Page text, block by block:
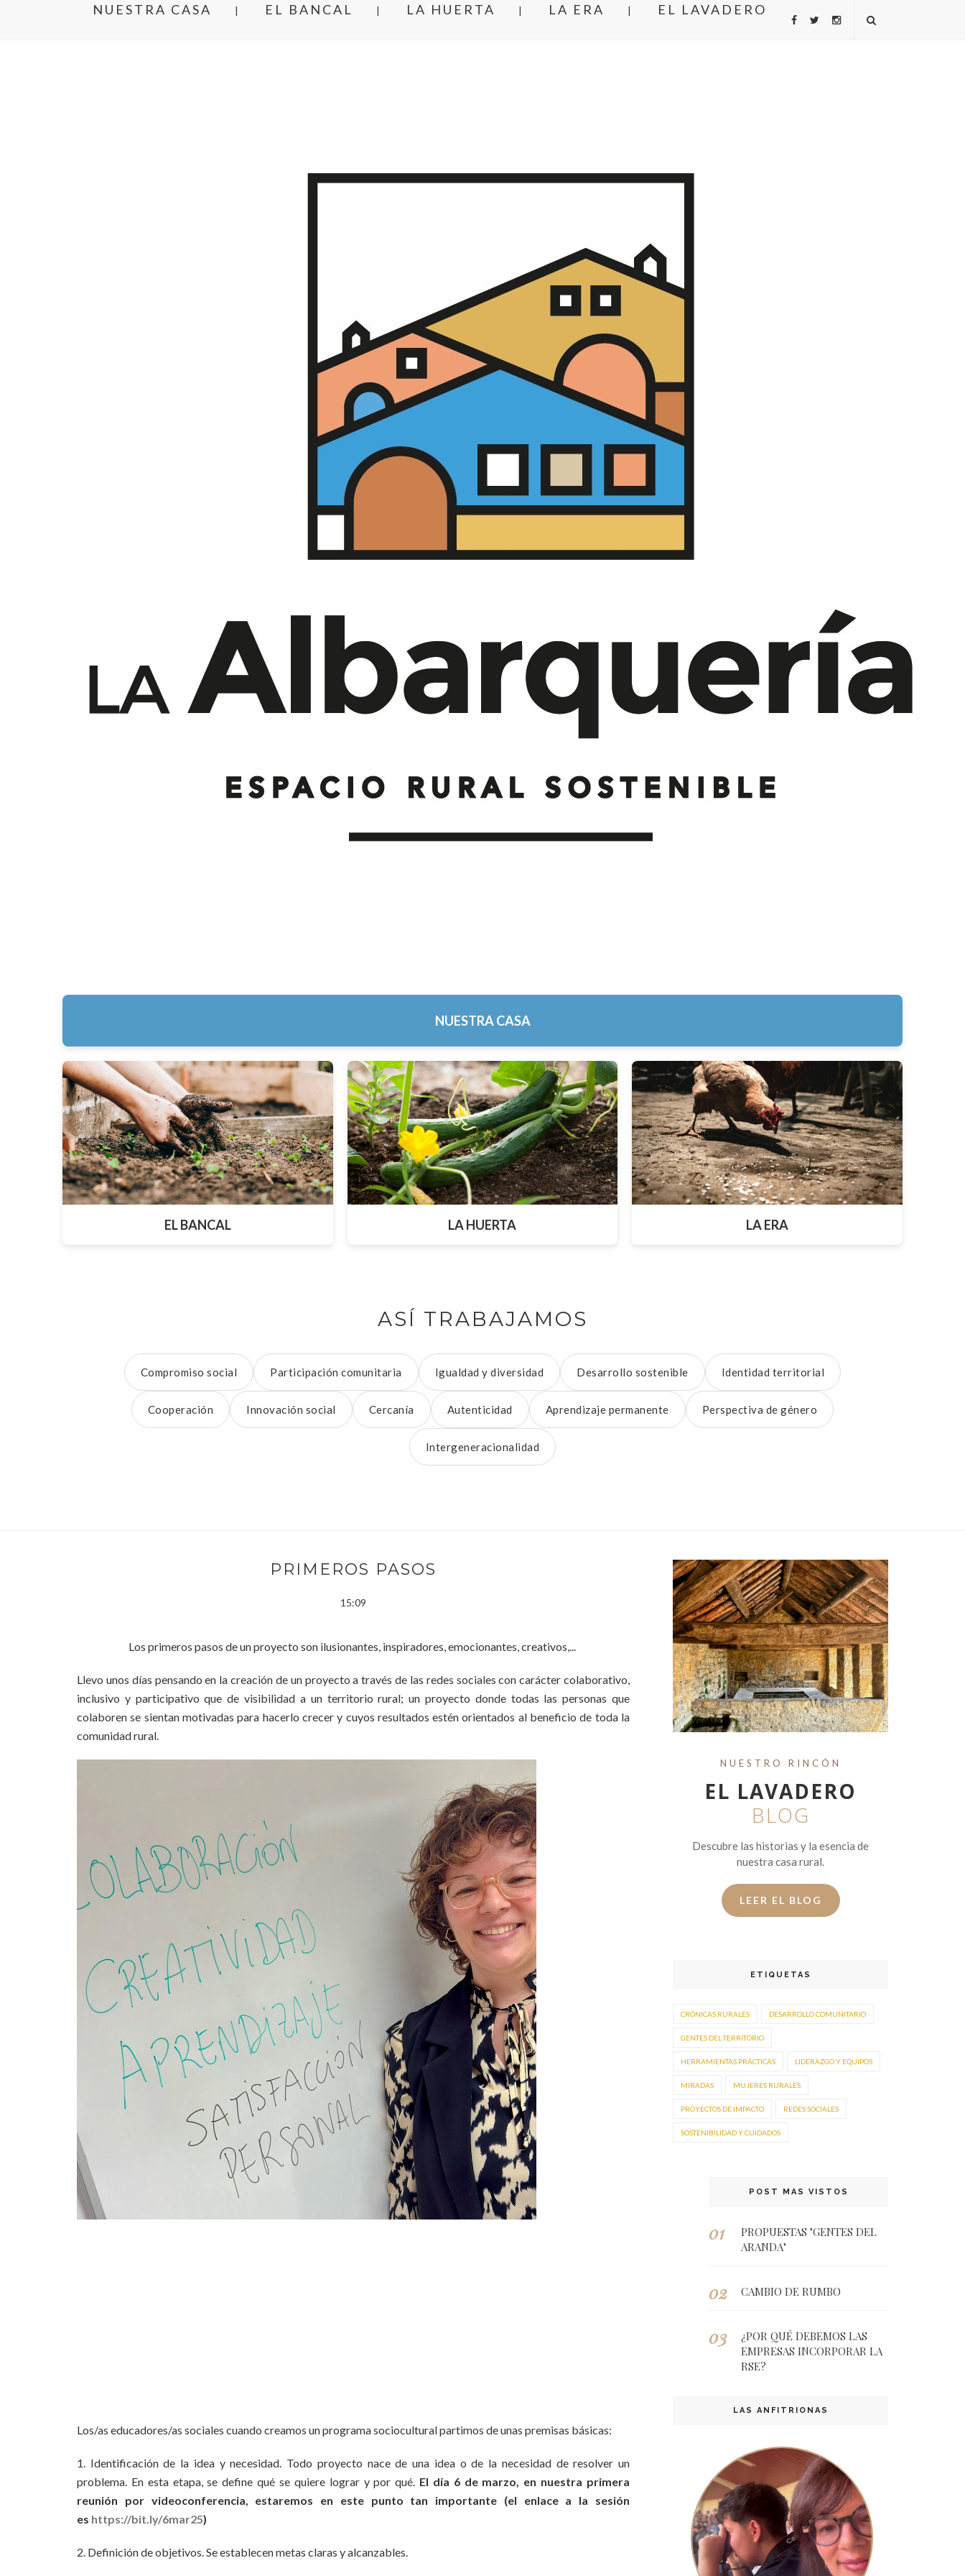
NUESTRA CASA EL BANCAL LA HUERTA LA ERA EL LAVADERO
NUESTRA CASA
EL BANCAL LA HUERTA LA ERA
ASÍ TRABAJAMOS
Compromiso social Participación comunitaria Igualdad y diversidad Desarrollo sostenible Identidad territorial
Cooperación Innovación social Cercanía Autenticidad Aprendizaje permanente Perspectiva de género
Intergeneracionalidad
PRIMEROS PASOS
15:09
Los primeros pasos de un proyecto son ilusionantes, inspiradores, emocionantes, creativos,...
Llevo unos días pensando en la creación de un proyecto a través de las redes sociales con carácter colaborativo,
inclusivo y participativo que de visibilidad a un territorio rural; un proyecto donde todas las personas que
colaboren se sientan motivadas para hacerlo crecer y cuyos resultados estén orientados al beneficio de toda la
comunidad rural.
Los/as educadores/as sociales cuando creamos un programa sociocultural partimos de unas premisas básicas:
1. Identificación de la idea y necesidad. Todo proyecto nace de una idea o de la necesidad de resolver un
problema. En esta etapa, se define qué se quiere lograr y por qué. El día 6 de marzo, en nuestra primera
reunión por videoconferencia, estaremos en este punto tan importante (el enlace a la sesión
es https://bit.ly/6mar25)
2. Definición de objetivos. Se establecen metas claras y alcanzables.
NUESTRO RINCÓN
EL LAVADERO
BLOG
Descubre las historias y la esencia de
nuestra casa rural.
LEER EL BLOG
ETIQUETAS
CRÓNICAS RURALES DESARROLLO COMUNITARIO
GENTES DEL TERRITORIO
HERRAMIENTAS PRÁCTICAS LIDERAZGO Y EQUIPOS
MIRADAS MUJERES RURALES
PROYECTOS DE IMPACTO REDES SOCIALES
SOSTENIBILIDAD Y CUIDADOS
POST MAS VISTOS
PROPUESTAS "GENTES DEL
ARANDA"
CAMBIO DE RUMBO
¿POR QUÉ DEBEMOS LAS
EMPRESAS INCORPORAR LA
RSE?
LAS ANFITRIONAS